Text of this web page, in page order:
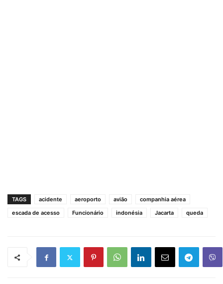
TAGS acidente aeroporto avião
companhia aérea
escada de acesso
Funcionário indonésia Jacarta queda